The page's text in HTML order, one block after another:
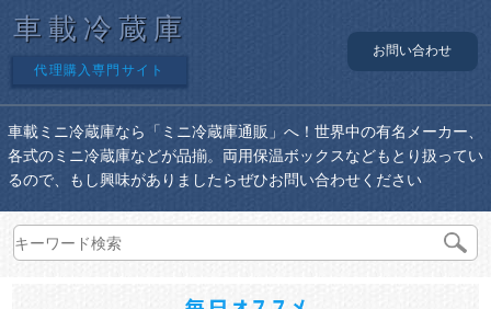
車載冷蔵庫
代理購入専門サイト
お問い合わせ
車載ミニ冷蔵庫なら「ミニ冷蔵庫通販」へ！世界中の有名メーカー、
各式のミニ冷蔵庫などが品揃。両用保温ボックスなどもとり扱ってい
るので、もし興味がありましたらぜひお問い合わせください